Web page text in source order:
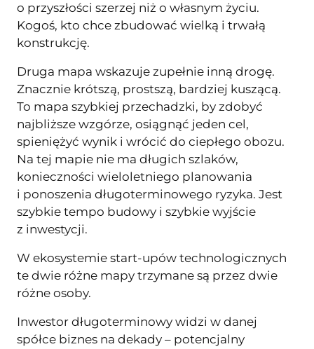
o przyszłości szerzej niż o własnym życiu.
Kogoś, kto chce zbudować wielką i trwałą
konstrukcję.
Druga mapa wskazuje zupełnie inną drogę.
Znacznie krótszą, prostszą, bardziej kuszącą.
To mapa szybkiej przechadzki, by zdobyć
najbliższe wzgórze, osiągnąć jeden cel,
spieniężyć wynik i wrócić do ciepłego obozu.
Na tej mapie nie ma długich szlaków,
konieczności wieloletniego planowania
i ponoszenia długoterminowego ryzyka. Jest
szybkie tempo budowy i szybkie wyjście
z inwestycji.
W ekosystemie start-upów technologicznych
te dwie różne mapy trzymane są przez dwie
różne osoby.
Inwestor długoterminowy widzi w danej
spółce biznes na dekady – potencjalny